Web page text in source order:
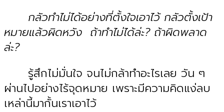
กลัวทำไม่ได้อย่างที่ตั้งใจเอาไว้ กลัวตั้งเป้า
หมายแล้วผิดหวัง ถ้าทำไม่ได้ล่ะ? ถ้าผิดพลาด
ล่ะ?
รู้สึกไม่มั่นใจ จนไม่กล้าทำอะไรเลย วัน ๆ
ผ่านไปอย่างไร้จุดหมาย เพราะมีความคิดแง่ลบ
เหล่านี้มากั้นเราเอาไว้